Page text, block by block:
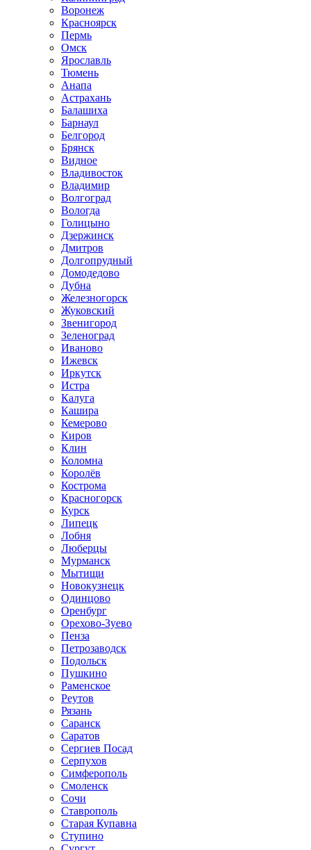
Воронеж
Красноярск
Пермь
Омск
Ярославль
Тюмень
Анапа
Астрахань
Балашиха
Барнаул
Белгород
Брянск
Видное
Владивосток
Владимир
Волгоград
Вологда
Голицыно
Дзержинск
Дмитров
Долгопрудный
Домодедово
Дубна
Железногорск
Жуковский
Звенигород
Зеленоград
Иваново
Ижевск
Иркутск
Истра
Калуга
Кашира
Кемерово
Киров
Клин
Коломна
Королёв
Кострома
Красногорск
Курск
Липецк
Лобня
Люберцы
Мурманск
Мытищи
Новокузнецк
Одинцово
Оренбург
Орехово-Зуево
Пенза
Петрозаводск
Подольск
Пушкино
Раменское
Реутов
Рязань
Саранск
Саратов
Сергиев Посад
Серпухов
Симферополь
Смоленск
Сочи
Ставрополь
Старая Купавна
Ступино